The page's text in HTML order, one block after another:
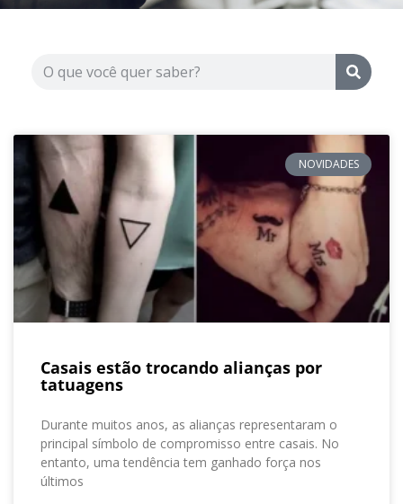
NOVIDADES
Casais estão trocando alianças por
tatuagens
Durante muitos anos, as alianças representaram o
principal símbolo de compromisso entre casais. No
entanto, uma tendência tem ganhado força nos
últimos